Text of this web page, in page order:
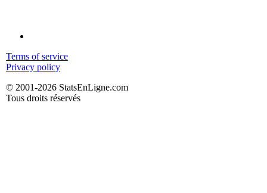
Terms of service
Privacy policy
© 2001-2026 StatsEnLigne.com
Tous droits réservés